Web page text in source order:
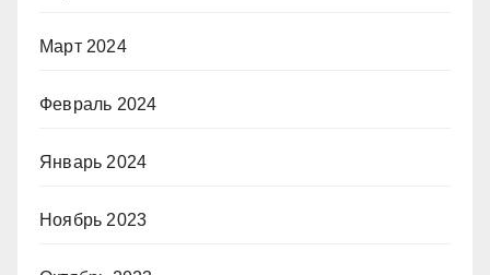
Март 2024
Февраль 2024
Январь 2024
Ноябрь 2023